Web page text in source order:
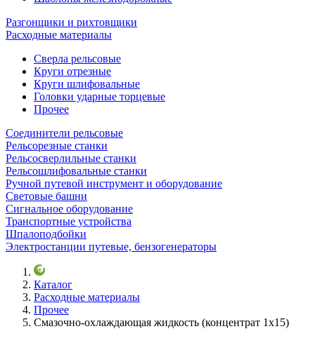
Разгонщики и рихтовщики
Расходные материалы
Сверла рельсовые
Круги отрезные
Круги шлифовальные
Головки ударные торцевые
Прочее
Соединители рельсовые
Рельсорезные станки
Рельсосверлильные станки
Рельсошлифовальные станки
Ручной путевой инструмент и оборудование
Световые башни
Сигнальное оборудование
Транспортные устройства
Шпалоподбойки
Электростанции путевые, бензогенераторы
Каталог
Расходные материалы
Прочее
Смазочно-охлаждающая жидкость (концентрат 1х15)